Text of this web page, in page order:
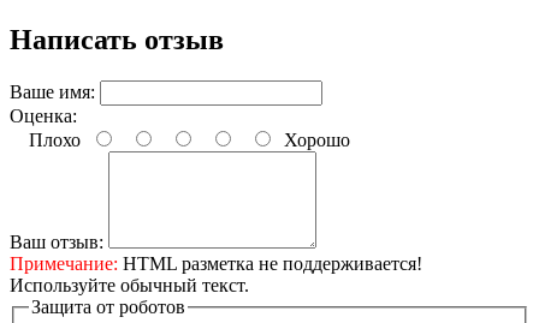
Написать отзыв
Ваше имя:
Оценка:
Плохо
Хорошо
Ваш отзыв:
Примечание: HTML разметка не поддерживается!
Используйте обычный текст.
Защита от роботов